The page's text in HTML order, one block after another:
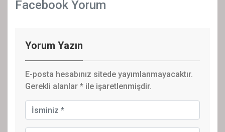
Facebook Yorum
Yorum Yazın
E-posta hesabınız sitede yayımlanmayacaktır.
Gerekli alanlar * ile işaretlenmişdir.